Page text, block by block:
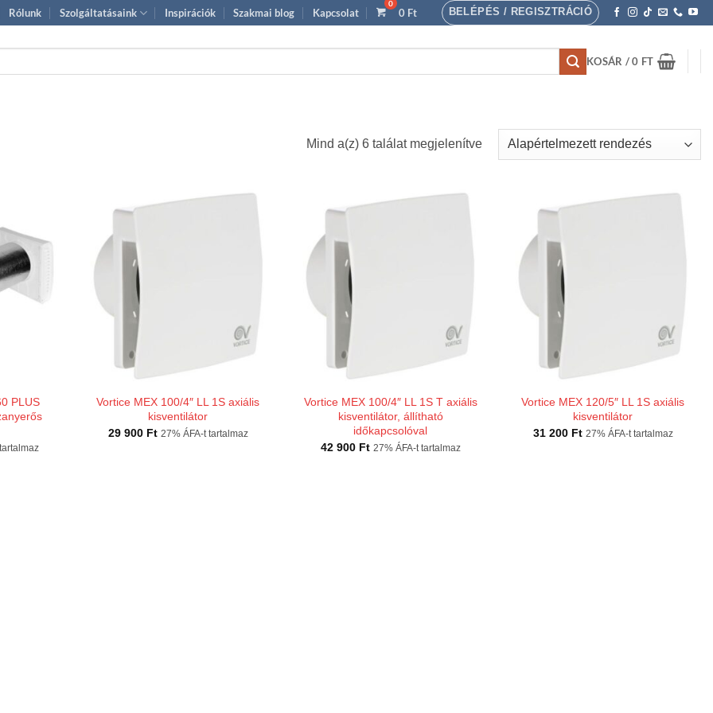
Rólunk Szolgáltatásaink Inspirációk Szakmai blog Kapcsolat 0 Ft BELÉPÉS / REGISZTRÁCIÓ
KOSÁR /0 FT
Mind a(z) 6 találat megjelenítve
PLUS
Vortice MEX 100/4″ LL 1S axiális
kisventilátor
29 900 Ft 27% ÁFA-t tartalmaz
Vortice MEX 100/4″ LL 1S T axiális
kisventilátor, állítható
időkapcsolóval
42 900 Ft 27% ÁFA-t tartalmaz
Vortice MEX 120/5″ LL 1S axiális
kisventilátor
31 200 Ft 27% ÁFA-t tartalmaz